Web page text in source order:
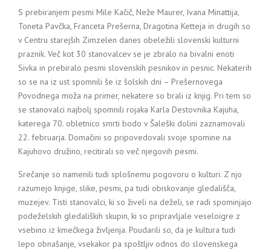
S prebiranjem pesmi Mile Kačič, Neže Maurer, Ivana Minattija,
Toneta Pavčka, Franceta Prešerna, Dragotina Ketteja in drugih so
v Centru starejših Zimzelen danes obeležili slovenski kulturni
praznik. Več kot 30 stanovalcev se je zbralo na bivalni enoti
Sivka in prebiralo pesmi slovenskih pesnikov in pesnic. Nekaterih
so se na iz ust spomnili še iz šolskih dni – Prešernovega
Povodnega moža na primer, nekatere so brali iz knjig. Pri tem so
se stanovalci najbolj spomnili rojaka Karla Destovnika Kajuha,
katerega 70. obletnico smrti bodo v Šaleški dolini zaznamovali
22. februarja. Domačini so pripovedovali svoje spomine na
Kajuhovo družino, recitirali so več njegovih pesmi.
Srečanje so namenili tudi splošnemu pogovoru o kulturi. Z njo
razumejo knjige, slike, pesmi, pa tudi obiskovanje gledališča,
muzejev. Tisti stanovalci, ki so živeli na deželi, se radi spominjajo
podeželskih gledaliških skupin, ki so pripravljale veseloigre z
vsebino iz kmečkega življenja. Poudarili so, da je kultura tudi
lepo obnašanje, vsekakor pa spoštljiv odnos do slovenskega